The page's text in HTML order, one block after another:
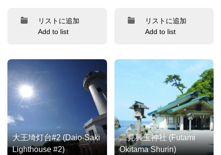
リストに追加
Add to list
リストに追加
Add to list
大王埼灯台#2 (Daio-Saki
Lighthouse #2)
二見興玉神社 (Futami
Okitama Shurin)